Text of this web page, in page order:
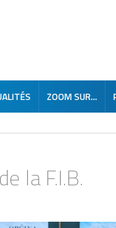
ZOOM SUR...
la F.I.B.